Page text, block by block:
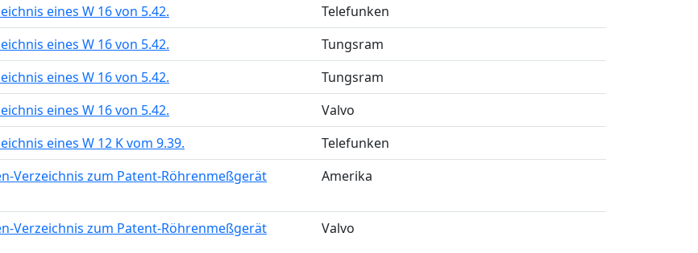
eines W 16 von 5.42.
Telefunken
eines W 16 von 5.42.
Tungsram
eines W 16 von 5.42.
Tungsram
eines W 16 von 5.42.
Valvo
eines W 12 K vom 9.39.
Telefunken
Verzeichnis zum Patent-Röhrenmeßgerät
Amerika
Verzeichnis zum Patent-Röhrenmeßgerät
Valvo